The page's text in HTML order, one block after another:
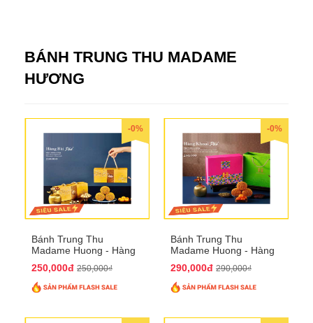
BÁNH TRUNG THU MADAME
HƯƠNG
-0%
Bánh Trung Thu
Madame Huong - Hàng
250,000đ 250,000₫
-0%
Bánh Trung Thu
Madame Huong - Hàng
290,000đ 290,000₫